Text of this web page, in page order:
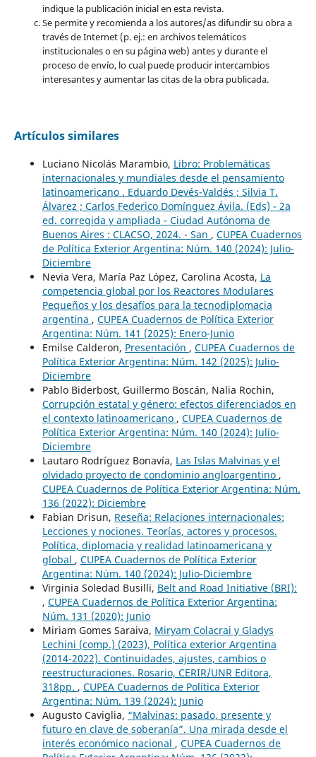
indique la publicación inicial en esta revista.
Se permite y recomienda a los autores/as difundir su obra a
través de Internet (p. ej.: en archivos telemáticos
institucionales o en su página web) antes y durante el
proceso de envío, lo cual puede producir intercambios
interesantes y aumentar las citas de la obra publicada.
Artículos similares
Luciano Nicolás Marambio, Libro: Problemáticas
internacionales y mundiales desde el pensamiento
latinoamericano . Eduardo Devés-Valdés ; Silvia T.
Álvarez ; Carlos Federico Domínguez Ávila. (Eds) - 2a
ed. corregida y ampliada - Ciudad Autónoma de
Buenos Aires : CLACSO, 2024. - San , CUPEA Cuadernos
de Política Exterior Argentina: Núm. 140 (2024): Julio-
Diciembre
Nevia Vera, María Paz López, Carolina Acosta, La
competencia global por los Reactores Modulares
Pequeños y los desafíos para la tecnodiplomacia
argentina , CUPEA Cuadernos de Política Exterior
Argentina: Núm. 141 (2025): Enero-Junio
Emilse Calderon, Presentación , CUPEA Cuadernos de
Política Exterior Argentina: Núm. 142 (2025): Julio-
Diciembre
Pablo Biderbost, Guillermo Boscán, Nalia Rochin,
Corrupción estatal y género: efectos diferenciados en
el contexto latinoamericano , CUPEA Cuadernos de
Política Exterior Argentina: Núm. 140 (2024): Julio-
Diciembre
Lautaro Rodríguez Bonavía, Las Islas Malvinas y el
olvidado proyecto de condominio angloargentino ,
CUPEA Cuadernos de Política Exterior Argentina: Núm.
136 (2022): Diciembre
Fabian Drisun, Reseña: Relaciones internacionales:
Lecciones y nociones. Teorías, actores y procesos.
Política, diplomacia y realidad latinoamericana y
global , CUPEA Cuadernos de Política Exterior
Argentina: Núm. 140 (2024): Julio-Diciembre
Virginia Soledad Busilli, Belt and Road Initiative (BRI):
, CUPEA Cuadernos de Política Exterior Argentina:
Núm. 131 (2020): Junio
Miriam Gomes Saraiva, Miryam Colacrai y Gladys
Lechini (comp.) (2023), Política exterior Argentina
(2014-2022). Continuidades, ajustes, cambios o
reestructuraciones. Rosario, CERIR/UNR Editora,
318pp. , CUPEA Cuadernos de Política Exterior
Argentina: Núm. 139 (2024): Junio
Augusto Caviglia, “Malvinas: pasado, presente y
futuro en clave de soberanía”. Una mirada desde el
interés económico nacional , CUPEA Cuadernos de